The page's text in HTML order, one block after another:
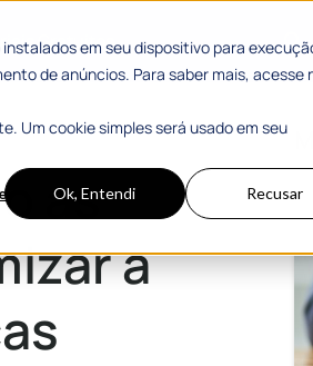
em seu dispositivo para
de anúncios. Para saber mais, acesse
Um cookie simples será usado em seu
Ok, Entendi Recusar
Gratuitos
as
a